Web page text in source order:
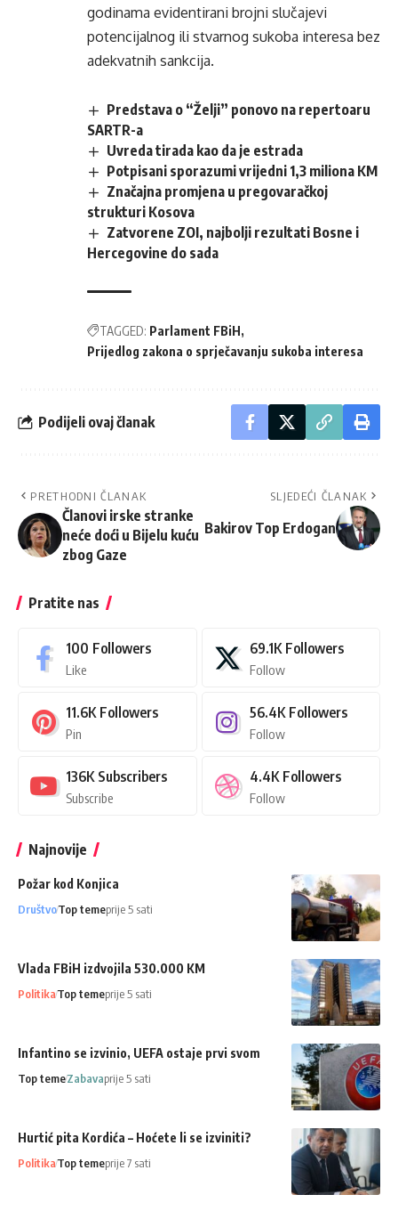
godinama evidentirani brojni slučajevi
potencijalnog ili stvarnog sukoba interesa bez
adekvatnih sankcija.
Predstava o “Želji” ponovo na repertoaru
SARTR-a
Uvreda tirada kao da je estrada
Potpisani sporazumi vrijedni 1,3 miliona KM
Značajna promjena u pregovaračkoj
strukturi Kosova
Zatvorene ZOI, najbolji rezultati Bosne i
Hercegovine do sada
TAGGED: Parlament FBiH
Prijedlog zakona o sprječavanju sukoba interesa
Podijeli ovaj članak
PRETHODNI ČLANAK
Članovi irske stranke
neće doći u Bijelu kuću
zbog Gaze
SLJEDEĆI ČLANAK
Bakirov Top Erdogan
Pratite nas
100 Followers
Like
69.1K Followers
Follow
11.6K Followers
Pin
56.4K Followers
Follow
136K Subscribers
Subscribe
4.4K Followers
Follow
Najnovije
Požar kod Konjica
DruštvoTop temeprije 5 sati
Vlada FBiH izdvojila 530.000 KM
PolitikaTop temeprije 5 sati
Infantino se izvinio, UEFA ostaje prvi svom
Top temeZabavaprije 5 sati
Hurtić pita Kordića – Hoćete li se izviniti?
PolitikaTop temeprije 7 sati